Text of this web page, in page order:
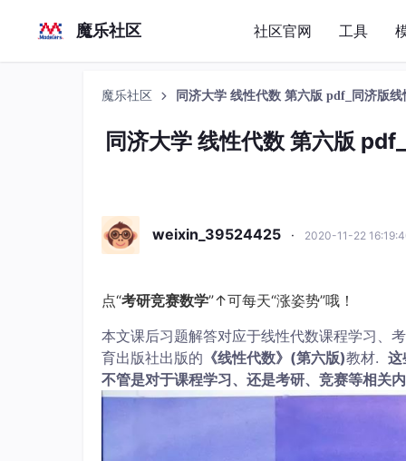
魔乐社区 社区官网 工具
魔乐社区 同济大学 线性代数 第六版 pdf_同济版
同济大学 线性代数 第六版
weixin_39524425 · 2020-11-22
点“考研竞赛数学”↑可每天“涨姿势”哦！
本文课后习题解答对应于线性代数课程学习、
育出版社出版的 《线性代数》(第六版)教材. 这
不管是对于课程学习、还是考研、竞赛等相关